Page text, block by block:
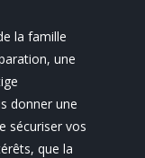
la famille
une
donner une
sécuriser vos
que la